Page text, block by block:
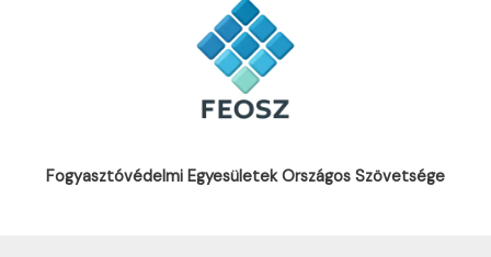
Fogyasztóvédelmi Egyesületek Országos Szövetsége